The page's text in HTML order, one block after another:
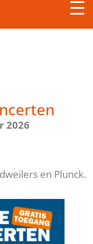
2026
en Plunck.